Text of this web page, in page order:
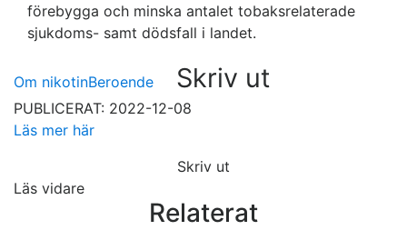
förebygga och minska antalet tobaksrelaterade
sjukdoms- samt dödsfall i landet.
Om nikotinBeroende Skriv ut
PUBLICERAT: 2022-12-08
Läs mer här
Skriv ut
Läs vidare
Relaterat